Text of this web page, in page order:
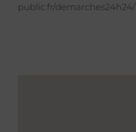
public.fr/demarches24h24/